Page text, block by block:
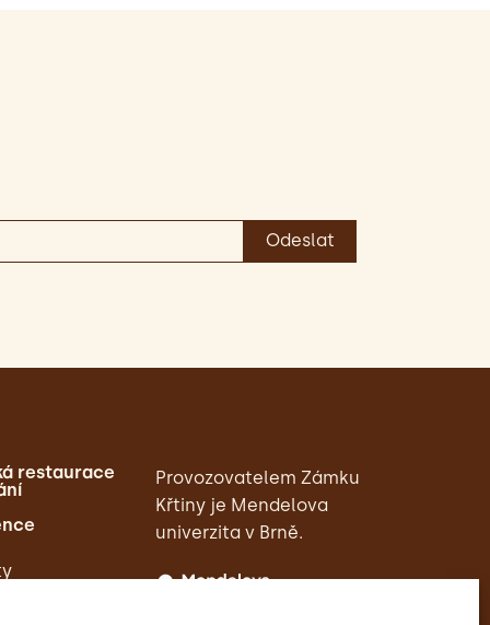
restaurace
Provozovatelem Zámku
Křtiny je Mendelova
univerzita v Brně.